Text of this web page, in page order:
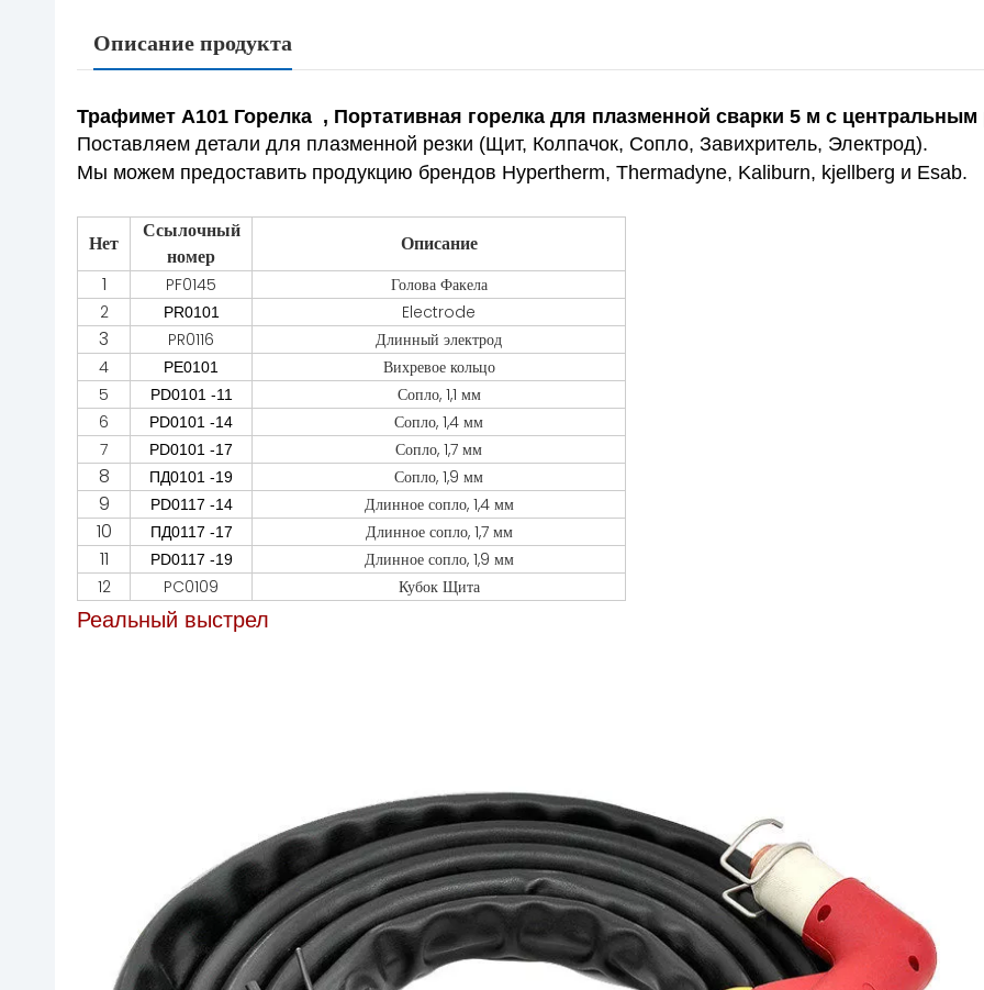
Описание продукта
Трафимет A101 Горелка , Портативная горелка для плазменной сварки 5 м с
Поставляем детали для плазменной резки (Щит, Колпачок, Сопло, Завихритель, Электрод).
Мы можем предоставить продукцию брендов Hypertherm, Thermadyne, Kaliburn, kjellberg и Esab.
Нет
Ссылочный
номер
Описание
1
PF0145
Голова Факела
2
PR0101 Electrode
3 PR0116
Длинный электрод
4
PE0101
Вихревое кольцо
5
PD0101 -11
Сопло, 1,1 мм
6
PD0101 -14
Сопло, 1,4 мм
7
PD0101 -17 Сопло, 1,7 мм
8 ПД0101 -19 Сопло, 1,9 мм
9 PD0117 -14 Длинное сопло, 1,4 мм
10 ПД0117 -17 Длинное сопло, 1,7 мм
11 PD0117 -19
Длинное сопло, 1,9 мм
12
PC0109 Кубок Щита
Реальный выстрел